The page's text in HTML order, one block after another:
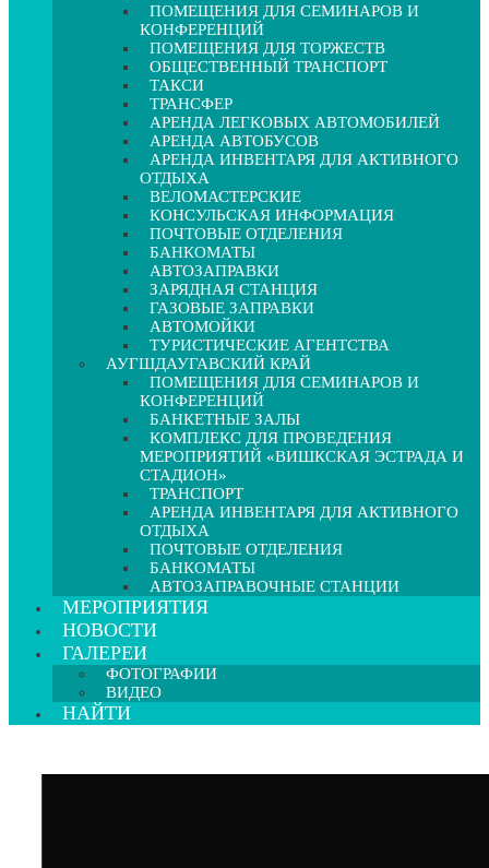
ПОМЕЩЕНИЯ ДЛЯ СЕМИНАРОВ И
КОНФЕРЕНЦИЙ
ПОМЕЩЕНИЯ ДЛЯ ТОРЖЕСТВ
ОБЩЕСТВЕННЫЙ ТРАНСПОРТ
ТАКСИ
ТРАНСФЕР
АРЕНДА ЛЕГКОВЫХ АВТОМОБИЛЕЙ
АРЕНДА АВТОБУСОВ
АРЕНДА ИНВЕНТАРЯ ДЛЯ АКТИВНОГО
ОТДЫХА
ВЕЛОМАСТЕРСКИЕ
КОНСУЛЬСКАЯ ИНФОРМАЦИЯ
ПОЧТОВЫЕ ОТДЕЛЕНИЯ
БАНКОМАТЫ
АВТОЗАПРАВКИ
ЗАРЯДНАЯ СТАНЦИЯ
ГАЗОВЫЕ ЗАПРАВКИ
АВТОМОЙКИ
ТУРИСТИЧЕСКИЕ АГЕНТСТВА
АУГШДАУГАВСКИЙ КРАЙ
ПОМЕЩЕНИЯ ДЛЯ СЕМИНАРОВ И
КОНФЕРЕНЦИЙ
БАНКЕТНЫЕ ЗАЛЫ
КОМПЛЕКС ДЛЯ ПРОВЕДЕНИЯ
МЕРОПРИЯТИЙ «ВИШКСКАЯ ЭСТРАДА И
СТАДИОН»
ТРАНСПОРТ
АРЕНДА ИНВЕНТАРЯ ДЛЯ АКТИВНОГО
ОТДЫХА
ПОЧТОВЫЕ ОТДЕЛЕНИЯ
БАНКОМАТЫ
АВТОЗАПРАВОЧНЫЕ СТАНЦИИ
МЕРОПРИЯТИЯ
НОВОСТИ
ГАЛЕРЕИ
ФОТОГРАФИИ
ВИДЕО
НАЙТИ